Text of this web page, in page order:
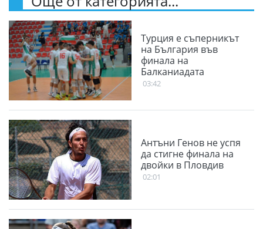
Турция е съперникът
на България във
финала на
Балканиадата
03:42
Антъни Генов не успя
да стигне финала на
двойки в Пловдив
02:01